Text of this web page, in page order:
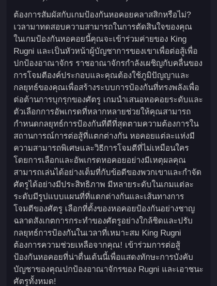
ต้องการสัมผัสกับเกมป้องกันหอคอยคลาสสิกหรือไม่?
เวลามาทดสอบความสามารถในการตัดสินใจของคุณ
ในเกมป้องกันหอคอยนี้คุณจะเข้าร่วมค่ายของ King
Rugni และเป็นหัวหน้าผู้บัญชาการของเขาเพื่อต่อสู้เพื่อ
ปกป้องอาณาจักร ราชอาณาจักรกำลังเผชิญกับคลื่นของ
การโจมตีองค์ประกอบและคุณต้องใช้ภูมิปัญญาและ
กลยุทธ์ของคุณเพื่อสร้างระบบการป้องกันที่ทรงพลังเพื่อ
ต่อต้านการบุกรุกของศัตรู เกมนำเสนอหอคอยระดับและ
ตัวเลือกการอัพเกรดที่หลากหลายช่วยให้คุณสามารถ
กำหนดกลยุทธ์การป้องกันที่ดีที่สุดตามความต้องการใน
สถานการณ์การต่อสู้ที่แตกต่างกัน หอคอยแต่ละแห่งมี
ความสามารถพิเศษและวิธีการโจมตีที่ไม่เหมือนใคร
โดยการเลือกและอัพเกรดหอคอยอย่างมีเหตุผลคุณ
สามารถเล่นได้อย่างเต็มที่กับข้อดีของพวกเขาและกำจัด
ศัตรูได้อย่างมีประสิทธิภาพ มีหลายระดับในเกมแต่ละ
ระดับมีรูปแบบแผนที่ที่แตกต่างกันและเส้นทางการ
โจมตีของศัตรู เลือกที่ตั้งของหอคอยป้องกันอย่างชาญ
ฉลาดสังเกตการกระทำของศัตรูอย่างใกล้ชิดและปรับ
กลยุทธ์การป้องกันในเวลาที่เหมาะสม King Rugni
ต้องการความช่วยเหลือจากคุณ! เข้าร่วมการต่อสู้
ป้องกันหอคอยที่น่าตื่นเต้นนี้เพื่อแสดงทักษะการบังคับ
บัญชาของคุณปกป้องอาณาจักรของ Rugni และเอาชนะ
ศัตรูทั้งหมด!